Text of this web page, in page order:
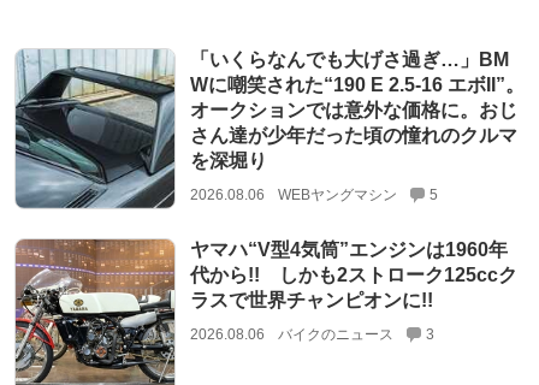
「いくらなんでも大げさ過ぎ…」BM
Wに嘲笑された“190 E 2.5-16 エボII”。
オークションでは意外な価格に。おじ
さん達が少年だった頃の憧れのクルマ
を深堀り
2026.08.06 WEBヤングマシン 5
ヤマハ“V型4気筒”エンジンは1960年
代から!! しかも2ストローク125ccク
ラスで世界チャンピオンに!!
2026.08.06 バイクのニュース 3